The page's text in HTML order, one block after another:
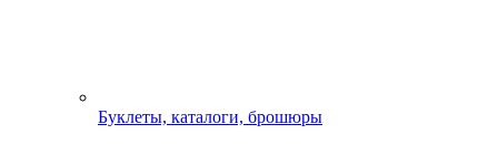
Буклеты, каталоги, брошюры